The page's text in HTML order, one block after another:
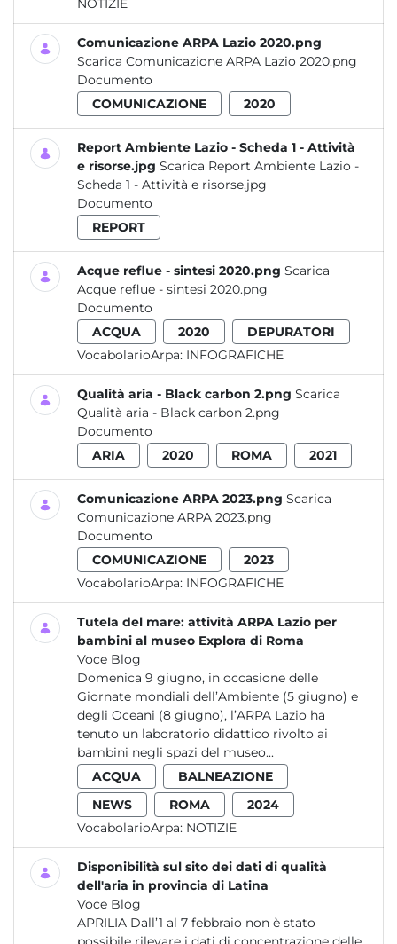
NOTIZIE
Comunicazione ARPA Lazio 2020.png
Scarica Comunicazione ARPA Lazio 2020.png
Documento
COMUNICAZIONE
2020
Report Ambiente Lazio - Scheda 1 - Attività
e risorse.jpg Scarica Report Ambiente Lazio -
Scheda 1 - Attività e risorse.jpg
Documento
REPORT
Acque reflue - sintesi 2020.png Scarica
Acque reflue - sintesi 2020.png
Documento
ACQUA
2020
DEPURATORI
VocabolarioArpa: INFOGRAFICHE
Qualità aria - Black carbon 2.png Scarica
Qualità aria - Black carbon 2.png
Documento
ARIA
2020 ROMA 2021
Comunicazione ARPA 2023.png Scarica
Comunicazione ARPA 2023.png
Documento
COMUNICAZIONE
2023
VocabolarioArpa: INFOGRAFICHE
Tutela del mare: attività ARPA Lazio per
bambini al museo Explora di Roma
Voce Blog
Domenica 9 giugno, in occasione delle
Giornate mondiali dell’Ambiente (5 giugno) e
degli Oceani (8 giugno), l’ARPA Lazio ha
tenuto un laboratorio didattico rivolto ai
bambini negli spazi del museo...
ACQUA
BALNEAZIONE
NEWS
ROMA
2024
VocabolarioArpa: NOTIZIE
Disponibilità sul sito dei dati di qualità
dell'aria in provincia di Latina
Voce Blog
APRILIA Dall’1 al 7 febbraio non è stato